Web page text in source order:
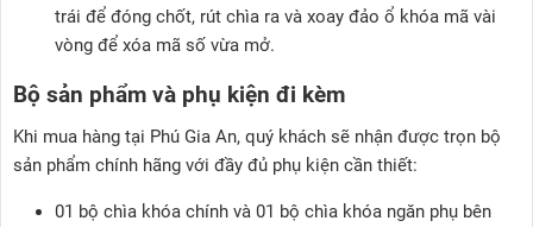
trái để đóng chốt, rút chìa ra và xoay đảo ổ khóa mã vài
vòng để xóa mã số vừa mở.
Bộ sản phẩm và phụ kiện đi kèm
Khi mua hàng tại Phú Gia An, quý khách sẽ nhận được trọn bộ
sản phẩm chính hãng với đầy đủ phụ kiện cần thiết:
01 bộ chìa khóa chính và 01 bộ chìa khóa ngăn phụ bên